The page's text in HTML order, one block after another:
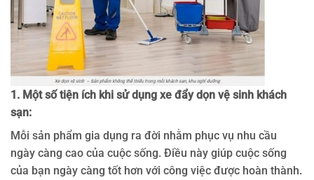
1. Một số tiện ích khi sử dụng xe đẩy dọn vệ sinh khách
sạn:
Mỗi sản phẩm gia dụng ra đời nhằm phục vụ nhu cầu
ngày càng cao của cuộc sống. Điều này giúp cuộc sống
của bạn ngày càng tốt hơn với công việc được hoàn thành.